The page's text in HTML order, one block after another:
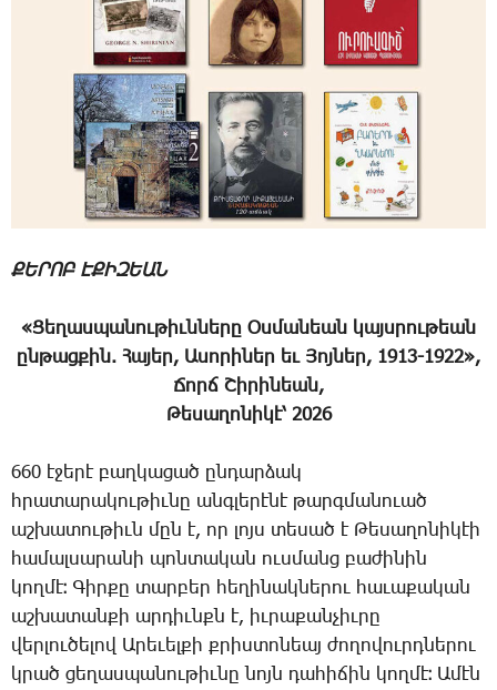
ՔԵՐՈԲ ԷՔԻԶԵԱՆ
«­Ցե­ղաս­պա­նու­թիւն­նե­րը Օս­մա­նեան կայս­րու­թեան
ըն­թաց­քին. ­Հա­յեր, Ա­սո­րի­ներ եւ ­Յոյ­ներ, 1913-1922»,
­Ճորճ ­Շի­րի­նեան,
­Թե­սա­ղո­նի­կէ՝ 2026
660 է­ջե­րէ բաղ­կա­ցած ըն­դար­ձակ
հրա­տա­րա­կու­թիւ­նը անգ­լե­րէ­նէ թարգ­մա­նո­ւած
աշ­խա­տու­թիւն մըն է, որ լոյս տե­սած է ­Թե­սա­ղո­նի­կէի
հա­մալ­սա­րա­նի պոն­տա­կան ուս­մանց բա­ժի­նին
կող­մէ։ ­Գիր­քը տար­բեր հե­ղի­նակ­նե­րու հա­ւա­քա­կան
աշ­խա­տան­քի ար­դիւնքն է, իւ­րա­քան­չիւ­րը
վեր­լու­ծե­լով Ա­րե­ւել­քի քրիս­տո­նեայ ժո­ղո­վուրդ­նե­րու
կրած ցե­ղաս­պա­նու­թիւ­նը նոյն դա­հի­ճին կող­մէ։ Ա­մէն